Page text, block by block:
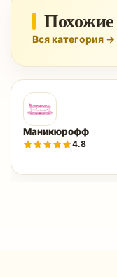
Вся категория →
Маникюрофф
4.8